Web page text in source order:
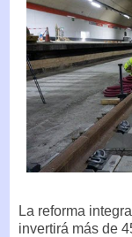
La reforma
invertirá más de